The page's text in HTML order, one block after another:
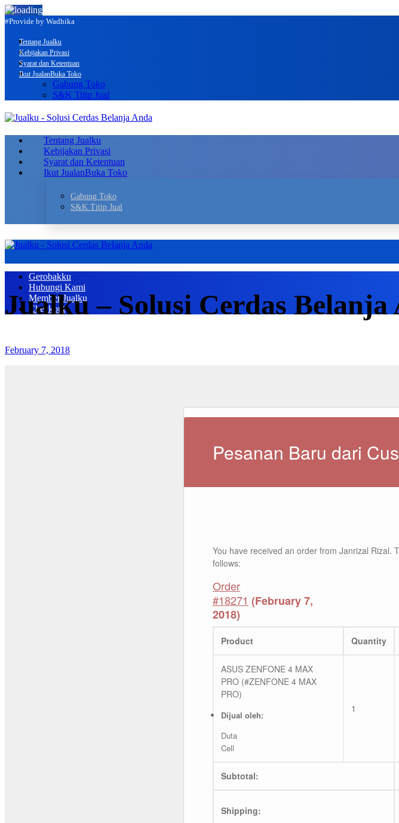
#Provide by Wadhika
Tentang Jualku
Kebijakan Privasi
Syarat dan Ketentuan
Ikut JualanBuka Toko
Gabung Toko
S&K Titip Jual
Tentang Jualku
Kebijakan Privasi
Syarat dan Ketentuan
Ikut JualanBuka Toko
Gabung Toko
S&K Titip Jual
Gerobakku
Hubungi Kami
Member Jualku
Checkout
Jualku – Solusi Cerdas Belanja
February 7, 2018
Pesanan Baru dari
You have received an order from Janrizal Rizal.
follows:
Order
#18271 (February 7,
2018)
Product Quantity
ASUS ZENFONE 4 MAX
PRO (#ZENFONE 4 MAX
PRO)
Dijual oleh:
Duta
Cell
1
Subtotal:
Shipping: